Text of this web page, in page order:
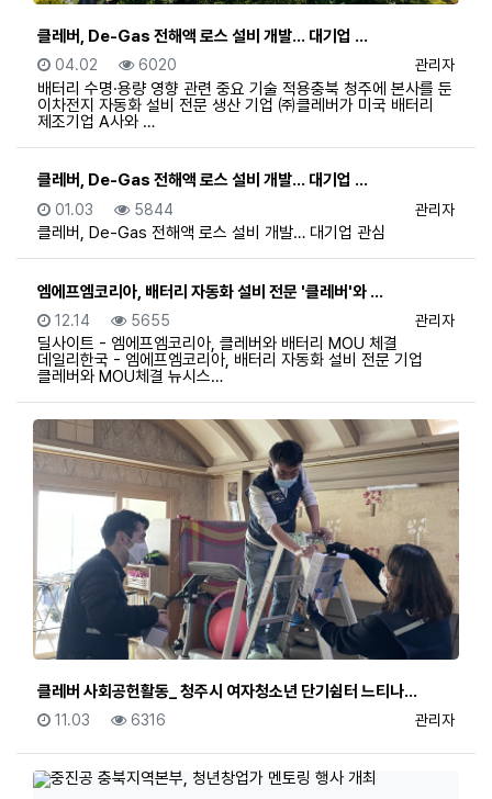
클레버, De-Gas 전해액 로스 설비 개발… 대기업 …
등록자
관리자
등록일
04.02 조회
6020
배터리 수명·용량 영향 관련 중요 기술 적용충북 청주에 본사를 둔
이차전지 자동화 설비 전문 생산 기업 ㈜클레버가 미국 배터리
제조기업 A사와 …
클레버, De-Gas 전해액 로스 설비 개발… 대기업 …
등록자
관리자
등록일
01.03 조회
5844
클레버, De-Gas 전해액 로스 설비 개발… 대기업 관심
엠에프엠코리아, 배터리 자동화 설비 전문 '클레버'와 …
등록자
관리자
등록일
12.14 조회
5655
딜사이트 - 엠에프엠코리아, 클레버와 배터리 MOU 체결
데일리한국 - 엠에프엠코리아, 배터리 자동화 설비 전문 기업
클레버와 MOU체결 뉴시스…
클레버 사회공헌활동_ 청주시 여자청소년 단기쉼터 느티나…
등록자
관리자
등록일
11.03 조회
6316